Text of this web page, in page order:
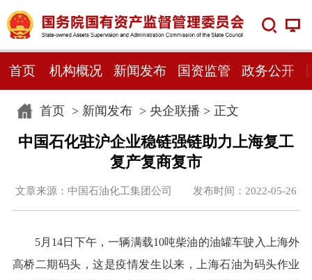
首页 机构概况 新闻发布 国资监管 政务公开
首页> 新闻发布> 央企联播 > 正文
中国石化驻沪企业稳链强链助力上海复工
复产复商复市
文章来源：中国石油化工集团公司 发布时间：2022-05-26
5月14日下午，一辆满载10吨柴油的油罐车驶入上海外
高桥二期码头，这是疫情发生以来，上海石油为码头作业